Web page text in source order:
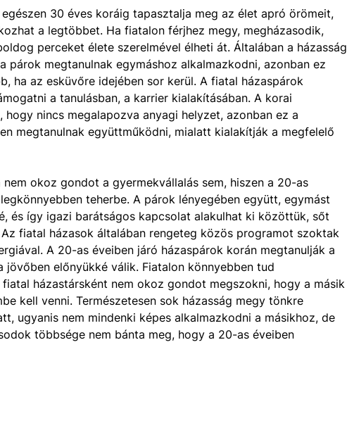
30 éves koráig tapasztalja meg az élet apró örömeit,
a legtöbbet. Ha fiatalon férjhez megy, megházasodik,
perceket élete szerelmével élheti át. Általában a házasság
párok megtanulnak egymáshoz alkalmazkodni, azonban ez
ha az esküvőre idejében sor kerül. A fiatal házaspárok
a tanulásban, a karrier kialakításában. A korai
hogy nincs megalapozva anyagi helyzet, azonban ez a
megtanulnak együttműködni, mialatt kialakítják a megfelelő
okoz gondot a gyermekvállalás sem, hiszen a 20-as
teherbe. A párok lényegében együtt, egymást
és így igazi barátságos kapcsolat alakulhat ki közöttük, sőt
fiatal házasok általában rengeteg közös programot szoktak
A 20-as éveiben járó házaspárok korán megtanulják a
jövőben előnyükké válik. Fiatalon könnyebben tud
házastársként nem okoz gondot megszokni, hogy a másik
kell venni. Természetesen sok házasság megy tönkre
ugyanis nem mindenki képes alkalmazkodni a másikhoz, de
többsége nem bánta meg, hogy a 20-as éveiben